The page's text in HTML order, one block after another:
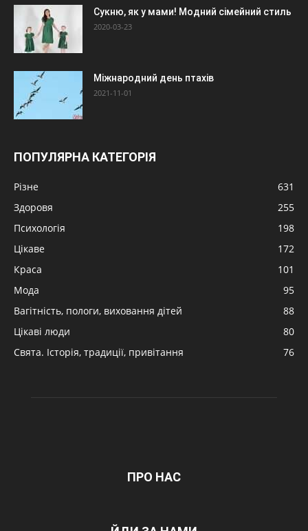
Сукню, як у мами! Модний сімейний стиль
2020-03-23
Міжнародний день птахів
2021-11-01
ПОПУЛЯРНА КАТЕГОРІЯ
Різне
631
Здоровя
255
Психологія
198
Цікаве
172
Краса
101
Мода
95
Вагітність, пологи, виховання дітей
88
Цікаві люди
80
Свята. Історія, традиції, привітання
76
ПРО НАС